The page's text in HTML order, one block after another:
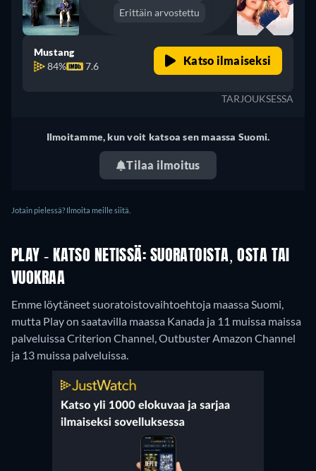
Erittäin arvostettu
Mustang
84%
7.6 Katso ilmaiseksi
TARJOUKSESSA
Ilmoitamme, kun voit katsoa sen maassa Suomi.
Tilaa ilmoitus
Jotain pielessä? Ilmoita meille siitä.
PLAY - KATSO NETISSÄ: SUORATOISTA, OSTA TAI
VUOKRAA
Emme löytäneet suoratoistovaihtoehtoja maassa Suomi,
mutta Play on saatavilla maassa Kanada ja 11 muissa maissa
palveluissa Criterion Channel, Outbuster Amazon Channel
ja 13 muissa palveluissa.